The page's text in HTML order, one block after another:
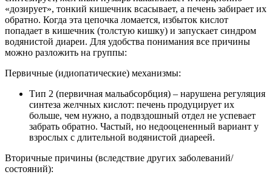
«дозирует», тонкий кишечник всасывает, а печень забирает их
обратно. Когда эта цепочка ломается, избыток кислот
попадает в кишечник (толстую кишку) и запускает синдром
водянистой диареи. Для удобства понимания все причины
можно разложить на группы:
Первичные (идиопатические) механизмы:
Тип 2 (первичная мальабсорбция) – нарушена регуляция
синтеза желчных кислот: печень продуцирует их
больше, чем нужно, а подвздошный отдел не успевает
забрать обратно. Частый, но недооцененный вариант у
взрослых с длительной водянистой диареей.
Вторичные причины (вследствие других заболеваний/
состояний):